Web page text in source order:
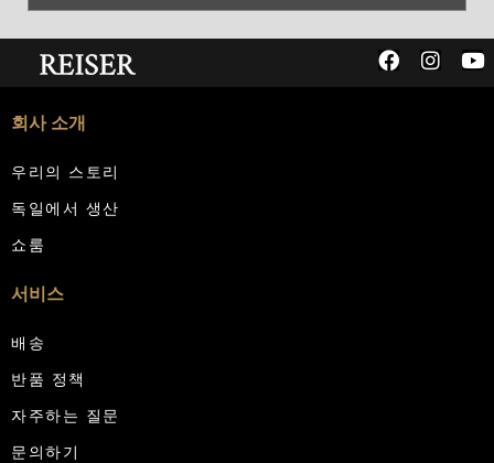
회사 소개
우리의 스토리
독일에서 생산
쇼룸
서비스
배송
반품 정책
자주하는 질문
문의하기